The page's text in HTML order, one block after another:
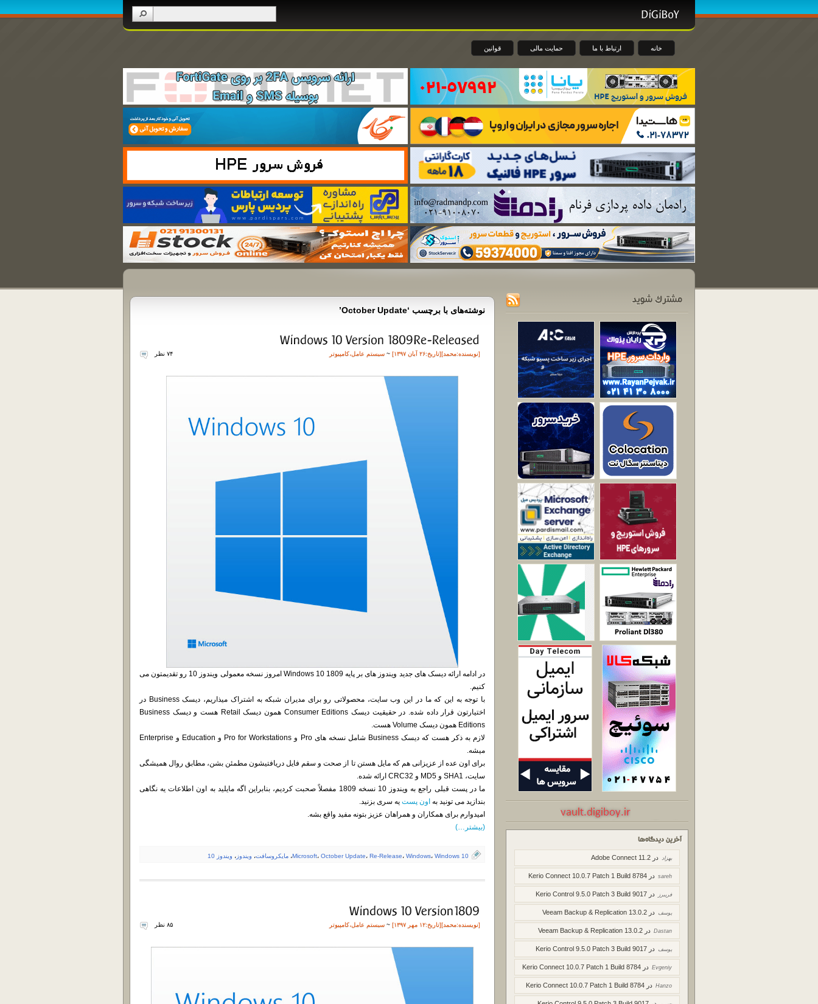
خانه ارتباط با ما حمایت مالی قوانین
آخرین دیدگاه‌ها
بهزاد در Adobe Connect 11.2
sareh در Kerio Connect 10.0.7 Patch 1 Build 8784
فریبرز در Kerio Control 9.5.0 Patch 3 Build 9017
یوسف در Veeam Backup & Replication 13.0.2
Dastan در Veeam Backup & Replication 13.0.2
یوسف در Kerio Control 9.5.0 Patch 3 Build 9017
Evgeniy در Kerio Connect 10.0.7 Patch 1 Build 8784
Hanzo در Kerio Connect 10.0.7 Patch 1 Build 8784
نوشته‌های با برچسب ‘October Update’
[نویسنده:محمد][تاريخ:۲۶ آبان ۱۳۹۷] ~ سیستم عامل،کامپیوتر ۷۴ نظر
در ادامه ارائه دیسک های جدید ویندوز های بر پایه Windows 10 1809 امروز نسخه معمولی ویندوز 10 رو تقدیمتون می
کنیم.
با توجه به این که ما در این وب سایت، محصولاتی رو برای مدیران شبکه به اشتراک میذاریم، دیسک Business در
اختیارتون قرار داده شده. در حقیقیت دیسک Consumer Editions همون دیسک Retail هست و دیسک Business
Editions همون دیسک Volume هست.
لازم به ذکر هست که دیسک Business شامل نسخه های Pro و Pro for Workstations و Education و Enterprise
میشه.
برای اون عده از عزیزانی هم که مایل هستن تا از صحت و سقم فایل دریافتیشون مطمئن بشن، مطابق روال همیشگی
سایت، SHA1 و MD5 و CRC32 ارائه شده.
ما در پست قبلی راجع به ویندوز 10 نسخه 1809 مفصلاً صحبت کردیم، بنابراین اگه مایلید به اون اطلاعات یه نگاهی
بندازید می تونید به اون پست یه سری بزنید.
امیدوارم برای همکاران و همراهان عزیز بتونه مفید واقع بشه.
(بیشتر…)
Microsoft، October Update، Re-Release، Windows، Windows 10 ، مایکروسافت، ویندوز ، ویندوز 10
[نویسنده:محمد][تاريخ:۱۲ مهر ۱۳۹۷] ~ سیستم عامل،کامپیوتر ۸۵ نظر